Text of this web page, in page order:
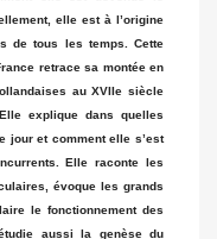
elle est à l’origine
de tous les temps. Cette
retrace sa montée en
au XVIIe siècle
explique dans quelles
jour et comment elle s’est
Elle raconte les
évoque les grands
le fonctionnement des
aussi la genèse du